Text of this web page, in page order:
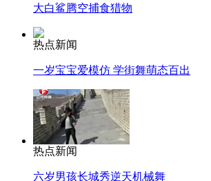
大白鲨腾空捕食猎物
热点新闻
一岁宝宝爱模仿 学街舞萌态百出
热点新闻
六岁男孩长城秀逆天机械舞